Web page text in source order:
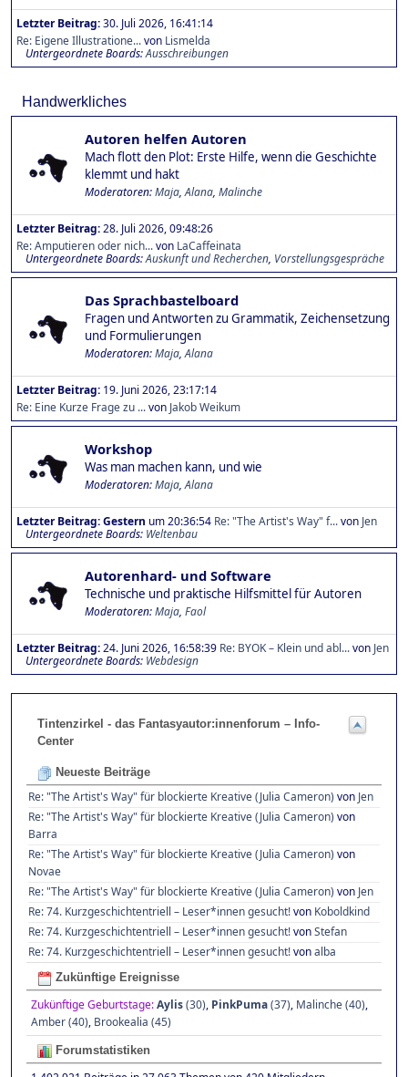
Letzter Beitrag:30. Juli 2026, 16:41:14
Re: Eigene Illustratione...von Lismelda
Untergeordnete Boards Ausschreibungen
Handwerkliches
Autoren helfen Autoren
Mach flott den Plot: Erste Hilfe, wenn die Geschichte
klemmt und hakt
Moderatoren:Maja,Alana, Malinche
Letzter Beitrag:28. Juli 2026, 09:48:26
Re: Amputieren oder nich...von LaCaffeinata
Untergeordnete Boards Auskunft und Recherchen Vorstellungsgespräche
Das Sprachbastelboard
Fragen und Antworten zu Grammatik, Zeichensetzung
und Formulierungen
Moderatoren:Maja,Alana
Letzter Beitrag: 19. Juni 2026, 23:17:14
Re: Eine Kurze Frage zu ...von Jakob Weikum
Workshop
Was man machen kann, und wie
Moderatoren:Maja,Alana
Letzter Beitrag:Gestern um 20:36:54 Re: "The Artist's Way" f...von Jen
Untergeordnete Boards Weltenbau
Autorenhard- und Software
Technische und praktische Hilfsmittel für Autoren
Moderatoren:Maja, Faol
Letzter Beitrag:24. Juni 2026, 16:58:39 Re: BYOK – Klein und abl...von Jen
Untergeordnete Boards Webdesign
Tintenzirkel - das Fantasyautor:innenforum – Info-
Center
Neueste Beiträge
Re: "The Artist's Way" für blockierte Kreative (Julia Cameron) von Jen
Re: "The Artist's Way" für blockierte Kreative (Julia Cameron) von
Barra
Re: "The Artist's Way" für blockierte Kreative (Julia Cameron) von
Novae
Re: "The Artist's Way" für blockierte Kreative (Julia Cameron) von Jen
Re: 74. Kurzgeschichtentriell – Leser*innen gesucht!von Koboldkind
Re: 74. Kurzgeschichtentriell – Leser*innen gesucht!vonStefan
Re: 74. Kurzgeschichtentriell – Leser*innen gesucht!vonalba
Zukünftige Ereignisse
Zukünftige Geburtstage:Aylis(30), PinkPuma(37), Malinche (40),
Amber (40), Brookealia (45)
Forumstatistiken